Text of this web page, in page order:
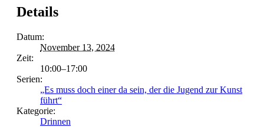
Details
Datum:
November 13, 2024
Zeit:
10:00–17:00
Serien:
„Es muss doch einer da sein, der die Jugend zur Kunst
führt“
Kategorie:
Drinnen